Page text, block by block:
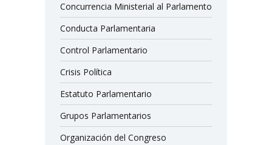
Concurrencia Ministerial al Parlamento
Conducta Parlamentaria
Control Parlamentario
Crisis Política
Estatuto Parlamentario
Grupos Parlamentarios
Organización del Congreso